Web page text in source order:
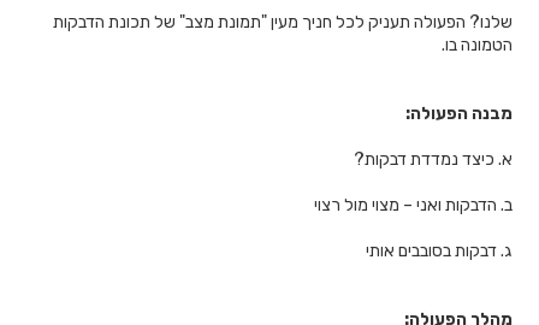
שלנו? הפעולה תעניק לכל חניך מעין "תמונת מצב" של תכונת הדבקות
הטמונה בו.
מבנה הפעולה:
א. כיצד נמדדת דבקות?
ב. הדבקות ואני – מצוי מול רצוי
ג. דבקות בסובבים אותי
מהלך הפעולה: